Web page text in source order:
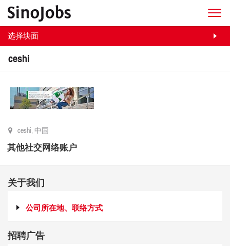
ceshi, 中国
其他社交网络账户
ceshi
选择块面
关于我们
公司所在地、联络方式
招聘广告